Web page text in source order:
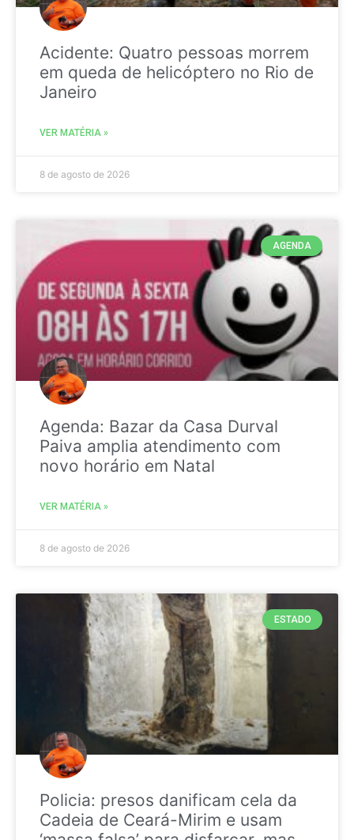
Acidente: Quatro pessoas morrem
em queda de helicóptero no Rio de
Janeiro
VER MATÉRIA »
8 de agosto de 2026
AGENDA
Agenda: Bazar da Casa Durval
Paiva amplia atendimento com
novo horário em Natal
VER MATÉRIA »
8 de agosto de 2026
ESTADO
Policia: presos danificam cela da
Cadeia de Ceará-Mirim e usam